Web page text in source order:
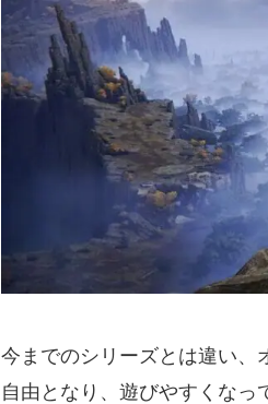
今までのシリーズとは違い、
自由となり、遊びやすくなっ